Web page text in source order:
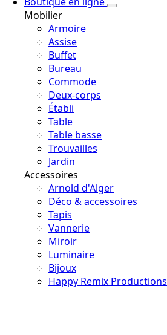
Mobilier
Armoire
Assise
Buffet
Bureau
Commode
Deux-corps
Établi
Table
Table basse
Trouvailles
Jardin
Accessoires
Arnold d'Alger
Déco & accessoires
Tapis
Vannerie
Miroir
Luminaire
Bijoux
Happy Remix Productions